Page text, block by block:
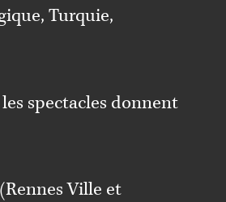
Turquie,
les spectacles donnent
Rennes Ville et